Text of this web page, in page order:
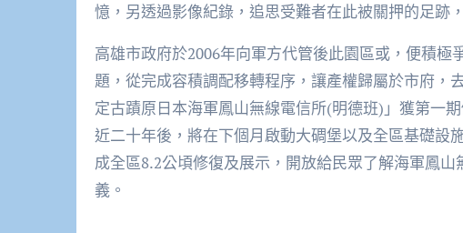
憶，另透過影像紀錄，追思受難者在此被關押的足跡
高雄市政府於2006年向軍方代管後此園區或，便積
題，從完成容積調配移轉程序，讓產權歸屬於市府，
定古蹟原日本海軍鳳山無線電信所(明德班)」獲第一
近二十年後，將在下個月啟動大碉堡以及全區基礎設
成全區8.2公頃修復及展示，開放給民眾了解海軍鳳
義。